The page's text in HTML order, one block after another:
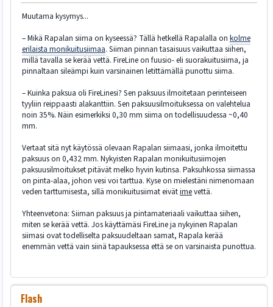
Muutama kysymys...
– Mikä Rapalan siima on kyseessä? Tällä hetkellä Rapalalla on kolme
erilaista monikuitusiimaa. Siiman pinnan tasaisuus vaikuttaa siihen,
millä tavalla se kerää vettä. FireLine on fuusio- eli suorakuitusiima, ja
pinnaltaan sileämpi kuin varsinainen letittämällä punottu siima.
– Kuinka paksua oli FireLinesi? Sen paksuus ilmoitetaan perinteiseen
tyyliin reippaasti alakanttiin. Sen paksuusilmoituksessa on valehtelua
noin 35%. Näin esimerkiksi 0,30 mm siima on todellisuudessa ~0,40
mm.
Vertaat sitä nyt käytössä olevaan Rapalan siimaasi, jonka ilmoitettu
paksuus on 0,432 mm. Nykyisten Rapalan monikuitusiimojen
paksuusilmoitukset pitävät melko hyvin kutinsa. Paksuhkossa siimassa
on pinta-alaa, johon vesi voi tarttua. Kyse on mielestäni nimenomaan
veden tarttumisesta, sillä monikuitusiimat eivätimevettä.
Yhteenvetona: Siiman paksuus ja pintamateriaali vaikuttaa siihen,
miten se kerää vettä. Jos käyttämäsi FireLine ja nykyinen Rapalan
siimasi ovat todelliselta paksuudeltaan samat, Rapala kerää
enemmän vettä vain siinä tapauksessa että se on varsinaista punottua.
Flash